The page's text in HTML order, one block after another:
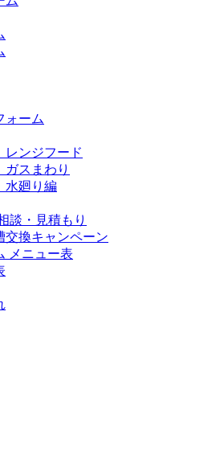
ォーム
ンジフード
スまわり
廻り編
談・見積もり
交換キャンペーン
メニュー表